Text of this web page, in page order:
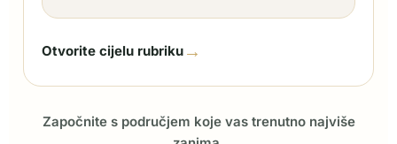
Otvorite cijelu rubriku →
Započnite s područjem koje vas trenutno najviše